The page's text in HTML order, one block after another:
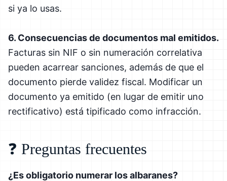
si ya lo usas.
6. Consecuencias de documentos mal emitidos.
Facturas sin NIF o sin numeración correlativa
pueden acarrear sanciones, además de que el
documento pierde validez fiscal. Modificar un
documento ya emitido (en lugar de emitir uno
rectificativo) está tipificado como infracción.
❓ Preguntas frecuentes
¿Es obligatorio numerar los albaranes?